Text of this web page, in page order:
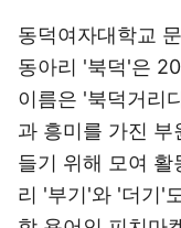
동덕여자대학교
동아리 '북덕'은
이름은 '북덕거리
과 흥미를 가진
들기 위해 모여 활
리 '부기'와 '더기'